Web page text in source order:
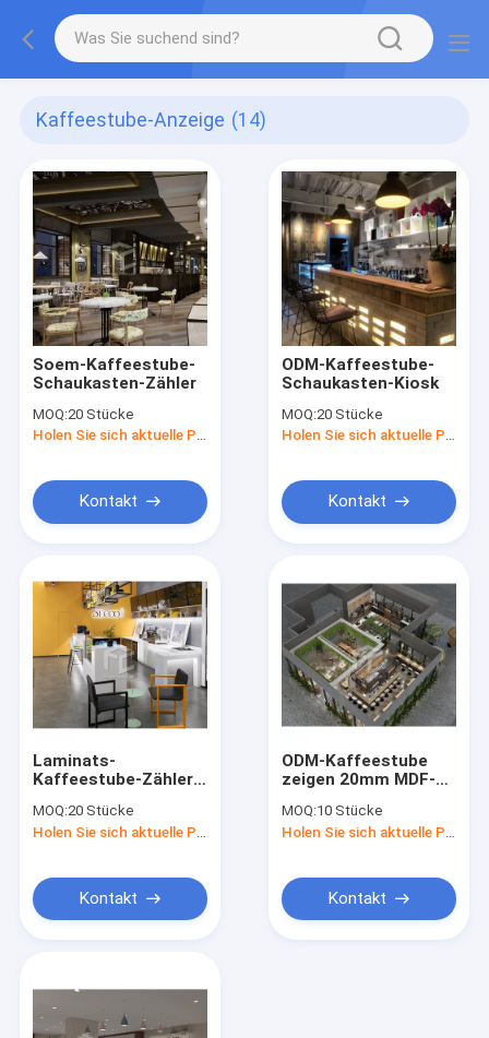
Kaffeestube-Anzeige (14)
Soem-Kaffeestube-
Schaukasten-Zähler
MOQ:20 Stücke
Holen Sie sich aktuelle Preis
Kontakt
ODM-Kaffeestube-
Schaukasten-Kiosk
MOQ:20 Stücke
Holen Sie sich aktuelle Preis
Kontakt
Laminats-
Kaffeestube-Zähler-
MOQ:20 Stücke
Kontakt
ODM-Kaffeestube
zeigen 20mm MDF-
Metallhalogenid
gemalt wird
MOQ:10 Stücke
Kontakt